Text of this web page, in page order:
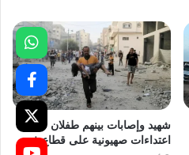
شهيد وإصابات بينهم طفلان في
اعتداءات صهيونية على قطاع غزة